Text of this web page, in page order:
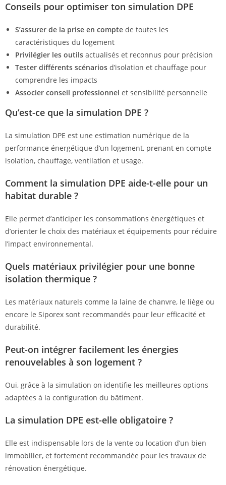
Conseils pour optimiser ton simulation DPE
S’assurer de la prise en compte de toutes les
caractéristiques du logement
Privilégier les outils actualisés et reconnus pour précision
Tester différents scénarios d’isolation et chauffage pour
comprendre les impacts
Associer conseil professionnel et sensibilité personnelle
Qu’est-ce que la simulation DPE ?
La simulation DPE est une estimation numérique de la
performance énergétique d’un logement, prenant en compte
isolation, chauffage, ventilation et usage.
Comment la simulation DPE aide-t-elle pour un
habitat durable ?
Elle permet d’anticiper les consommations énergétiques et
d’orienter le choix des matériaux et équipements pour réduire
l’impact environnemental.
Quels matériaux privilégier pour une bonne
isolation thermique ?
Les matériaux naturels comme la laine de chanvre, le liège ou
encore le Siporex sont recommandés pour leur efficacité et
durabilité.
Peut-on intégrer facilement les énergies
renouvelables à son logement ?
Oui, grâce à la simulation on identifie les meilleures options
adaptées à la configuration du bâtiment.
La simulation DPE est-elle obligatoire ?
Elle est indispensable lors de la vente ou location d’un bien
immobilier, et fortement recommandée pour les travaux de
rénovation énergétique.